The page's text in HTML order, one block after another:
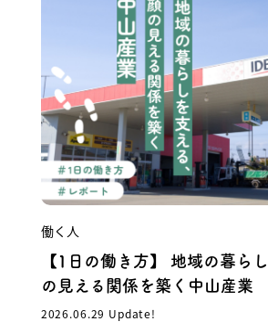
働く人
【1日の働き方】 地域の暮ら
の見える関係を築く中山産業
2026.06.29 Update!